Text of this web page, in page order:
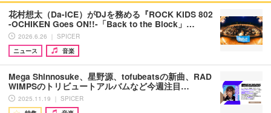
花村想太（Da-iCE）がDJを務める『ROCK KIDS 802
-OCHIKEN Goes ON!!-「Back to the Block」…
2026.6.26 ｜ SPICER
ニュース
音楽
Mega Shinnosuke、星野源、tofubeatsの新曲、RAD
WIMPSのトリビュートアルバムなど今週注目…
2025.11.19 ｜ SPICER